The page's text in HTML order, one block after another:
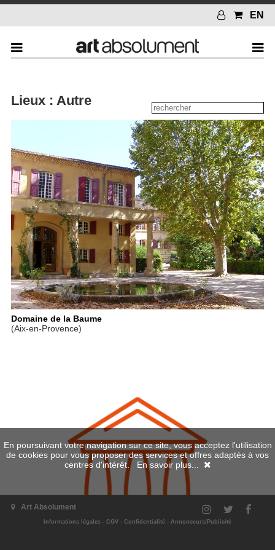
EN
Lieux : Autre
Domaine de la Baume
(Aix-en-Provence)
Art Absolument
Informations légales - CGV - Confidentialité - Annonceurs/Publicité
En poursuivant votre navigation sur ce site, vous acceptez l'utilisation
de cookies pour vous proposer des services et offres adaptés à vos
centres d'intérêt. En savoir plus...